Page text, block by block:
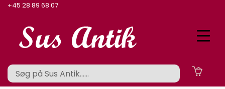
+45 28 89 68 07